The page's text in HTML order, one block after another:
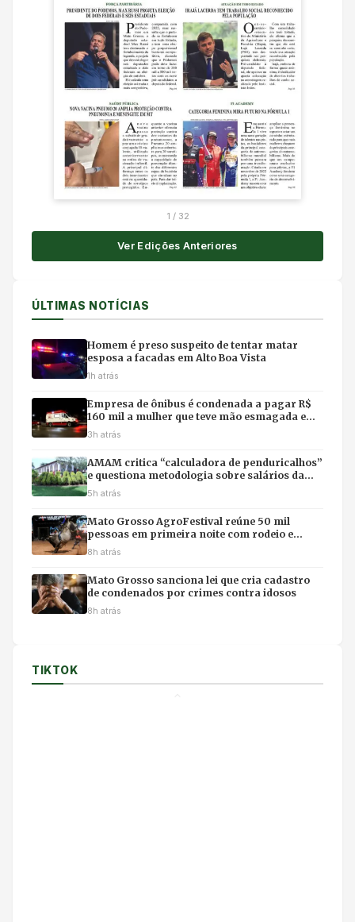
1 / 32
Ver Edições Anteriores
ÚLTIMAS NOTÍCIAS
Homem é preso suspeito de tentar matar
esposa a facadas em Alto Boa Vista
1h atrás
Empresa de ônibus é condenada a pagar R$
160 mil a mulher que teve mão esmagada em
acidente
3h atrás
AMAM critica “calculadora de penduricalhos”
e questiona metodologia sobre salários da
magistratura
5h atrás
Mato Grosso AgroFestival reúne 50 mil
pessoas em primeira noite com rodeio e
shows em Cuiabá
8h atrás
Mato Grosso sanciona lei que cria cadastro
de condenados por crimes contra idosos
8h atrás
TIKTOK